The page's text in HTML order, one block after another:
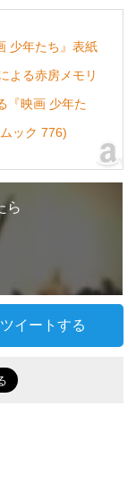
少年たち』表紙
よる赤房メモリ
『映画 少年た
ック 776)
ら
ツイートする